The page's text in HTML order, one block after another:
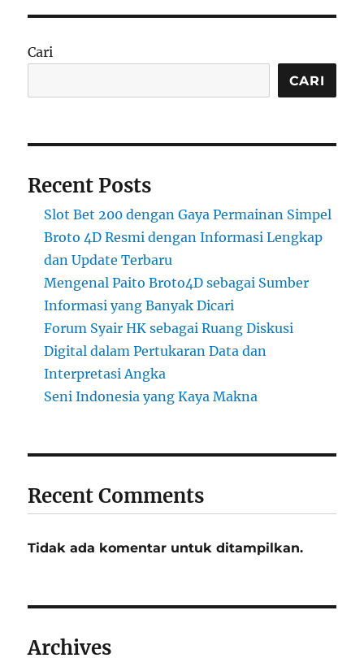
Cari
CARI
Recent Posts
Slot Bet 200 dengan Gaya Permainan Simpel
Broto 4D Resmi dengan Informasi Lengkap
dan Update Terbaru
Mengenal Paito Broto4D sebagai Sumber
Informasi yang Banyak Dicari
Forum Syair HK sebagai Ruang Diskusi
Digital dalam Pertukaran Data dan
Interpretasi Angka
Seni Indonesia yang Kaya Makna
Recent Comments
Tidak ada komentar untuk ditampilkan.
Archives